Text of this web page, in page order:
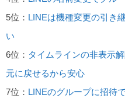
5位： LINEは機種変更の引き
い
6位： タイムラインの非表示
元に戻せるから安心
7位： LINEのグループに招待